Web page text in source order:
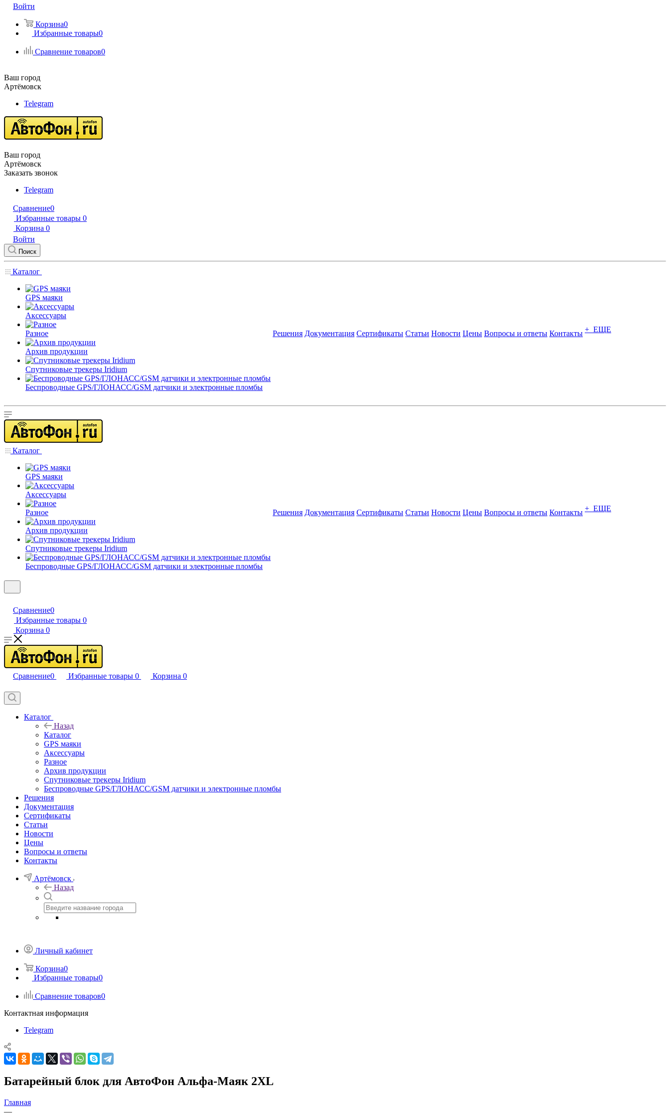
Войти
Корзина0
Избранные товары0
Сравнение товаров0
Ваш город
Артёмовск
Telegram
Ваш город
Артёмовск
Заказать звонок
Telegram
Сравнение0
Избранные товары 0
Корзина 0
Войти
Поиск
Каталог
GPS маяки
Аксессуары
Разное
Архив продукции
Спутниковые трекеры Iridium
Беспроводные GPS/ГЛОНАСС/GSM датчики и электронные пломбы
Решения Документация Сертификаты Статьи Новости Цены Вопросы и ответы Контакты + ЕЩЕ
Каталог
GPS маяки
Аксессуары
Разное
Архив продукции
Спутниковые трекеры Iridium
Беспроводные GPS/ГЛОНАСС/GSM датчики и электронные пломбы
Решения Документация Сертификаты Статьи Новости Цены Вопросы и ответы Контакты + ЕЩЕ
Сравнение0
Избранные товары 0
Корзина 0
Сравнение0 Избранные товары 0 Корзина 0
Каталог
Назад
Каталог
GPS маяки
Аксессуары
Разное
Архив продукции
Спутниковые трекеры Iridium
Беспроводные GPS/ГЛОНАСС/GSM датчики и электронные пломбы
Решения
Документация
Сертификаты
Статьи
Новости
Цены
Вопросы и ответы
Контакты
Артёмовск
Назад
Личный кабинет
Корзина0
Избранные товары0
Сравнение товаров0
Контактная информация
Telegram
Батарейный блок для АвтоФон Альфа-Маяк 2XL
Главная
—